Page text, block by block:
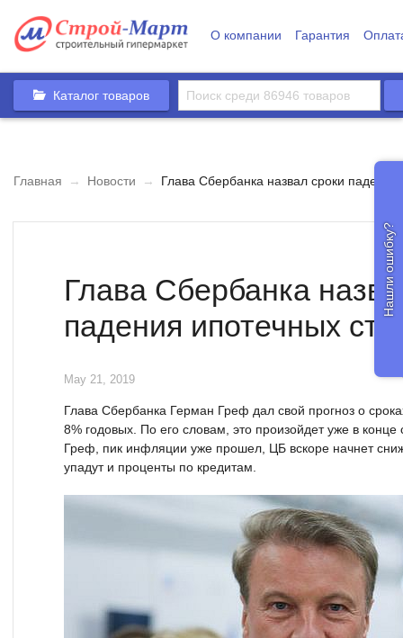
О компании Гарантия
Каталог товаров
Главная → Новости → Глава Сбербанка назвал сроки падения
Глава Сбербанка
падения ипотечных
May 21, 2019
Глава Сбербанка Герман Греф дал свой прогноз о
8% годовых. По его словам, это произойдет уже в
Греф, пик инфляции уже прошел, ЦБ вскоре начнет
упадут и проценты по кредитам.
Нашли ошибку?